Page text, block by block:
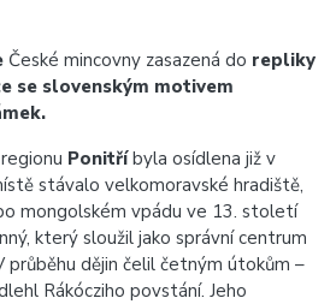
České mincovny zasazená do repliky
se slovenským motivem
Ponitříbyla osídlena již v
stávalo velkomoravské hradiště,
mongolském vpádu ve 13. století
který sloužil jako správní centrum
průběhu dějin čelil četným útokům –
Rákócziho povstání. Jeho